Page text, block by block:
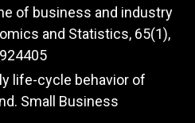
of business and industry
and Statistics, 65(1),
life-cycle behavior of
Small Business